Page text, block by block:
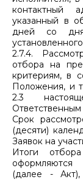
контактный
указанный в
дней со
2.7.4.
отбора на
критериям, в
Положения, и
2.3
Срок
(десяти)
Заявок на
Итоги
оформляются
(далее - Акт),